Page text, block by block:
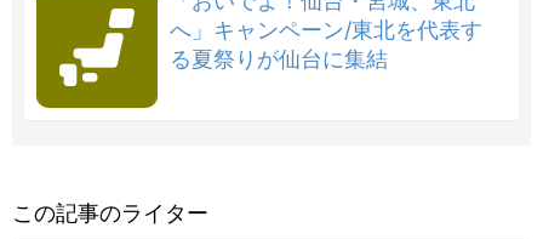
へ」キャンペーン/東北を代表す
る夏祭りが仙台に集結
この記事のライター